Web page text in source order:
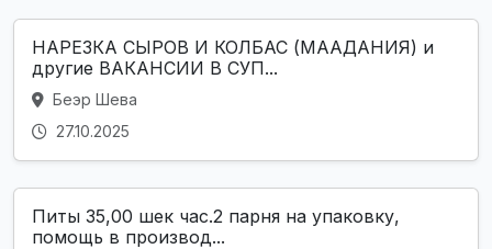
НАРЕЗКА СЫРОВ И КОЛБАС (МААДАНИЯ) и
другие ВАКАНСИИ В СУП...
Беэр Шева
27.10.2025
Питы 35,00 шек час.2 парня на упаковку,
помощь в производ...